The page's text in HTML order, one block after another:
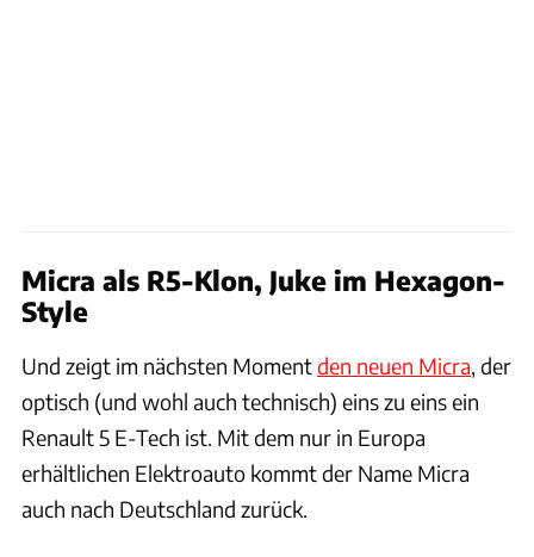
Micra als R5-Klon, Juke im Hexagon-
Style
Und zeigt im nächsten Momentden neuen Micra, der
optisch (und wohl auch technisch) eins zu eins ein
Renault 5 E-Tech ist. Mit dem nur in Europa
erhältlichen Elektroauto kommt der Name Micra
auch nach Deutschland zurück.